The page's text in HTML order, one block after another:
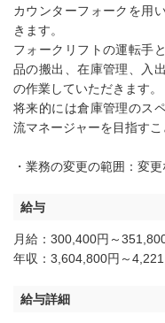
カウンターフォークを用
きます。
フォークリフトの運転手
品の搬出、在庫管理、入
の作業していただきます。
将来的には倉庫管理のス
流マネージャーを目指すこ
・業務の変更の範囲：変更
給与
月給：300,400円～
年収：3,604,800円～
給与詳細